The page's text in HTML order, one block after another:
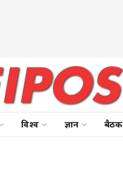
विश्व ज्ञान बैठक